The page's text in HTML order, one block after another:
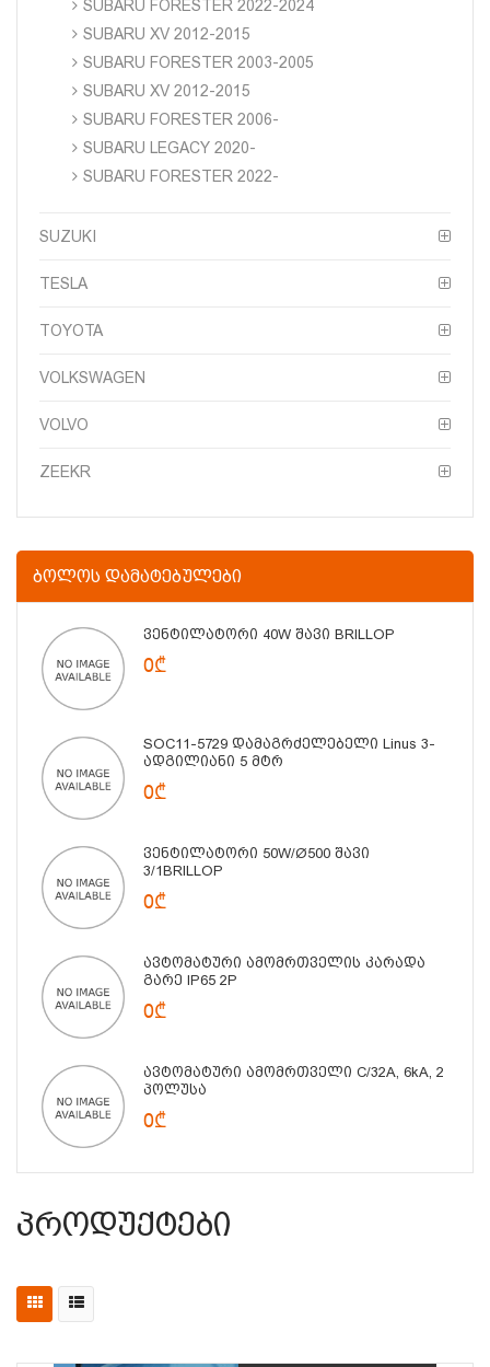
SUBARU FORESTER 2022-2024
SUBARU XV 2012-2015
SUBARU FORESTER 2003-2005
SUBARU XV 2012-2015
SUBARU FORESTER 2006-
SUBARU LEGACY 2020-
SUBARU FORESTER 2022-
SUZUKI
TESLA
TOYOTA
VOLKSWAGEN
VOLVO
ZEEKR
ᲑᲝᲚᲝᲡ ᲓᲐᲛᲐᲢᲔᲑᲣᲚᲔᲑᲘ
Ვენტილატორი 40W Შავი BRILLOP
0₾
SOC11-5729 Დამაგრძელებელი Linus 3-
Ადგილიანი 5 Მტრ
0₾
Ვენტილატორი 50W/Ø500 Შავი
3/1BRILLOP
0₾
Ავტომატური Ამომრთველის Კარადა
Გარე IP65 2P
0₾
Ავტომატური Ამომრთველი C/32A, 6kA, 2
Პოლუსა
0₾
Პროდუქტები